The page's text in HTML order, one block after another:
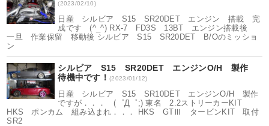
(2023/02/10)
日産 シルビア S15 SR20DET エンジン 搭載 完
成です (^_^) RX-7 FD3S 13BT エンジン搭載後
一旦 作業保留 移動後 シルビア S15 SR20DET B/Oのミッショ
ン
シルビア S15 SR20DET エンジンO/H 製作
待機中です！(2023/01/12)
日産 シルビア S15 SR10DET エンジンO/H 製作
ですが．．． (゜Д゜;) 東名 2.2ストリーカーKIT
HKS ポンカム 組み込まれ．．． HKS GTⅢ タービンKIT 取付
SR2